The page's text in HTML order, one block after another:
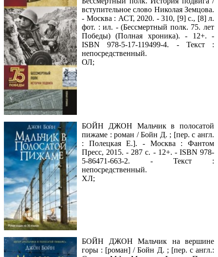
вступительное слово Николая Земцова.
- Москва : АСТ, 2020. - 310, [9] с., [8] л.
фот. : ил. - (Бессмертный полк. 75. лет
Победы) (Полная хроника). - 12+. -
ISBN 978-5-17-119499-4. - Текст :
непосредственный.
ОЛ;
БОЙН ДЖОН Мальчик в полосатой
пижаме : роман / Бойн Д. ; [пер. с англ.
: Полецкая Е.]. - Москва : Фантом
Пресс, 2015. - 287 с. - 12+. - ISBN 978-
5-86471-663-2. - Текст :
непосредственный.
ХЛ;
БОЙН ДЖОН Мальчик на вершине
горы : [роман] / Бойн Д. ; [пер. с англ.: